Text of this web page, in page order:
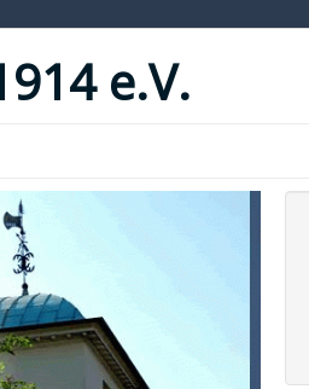
e.V.